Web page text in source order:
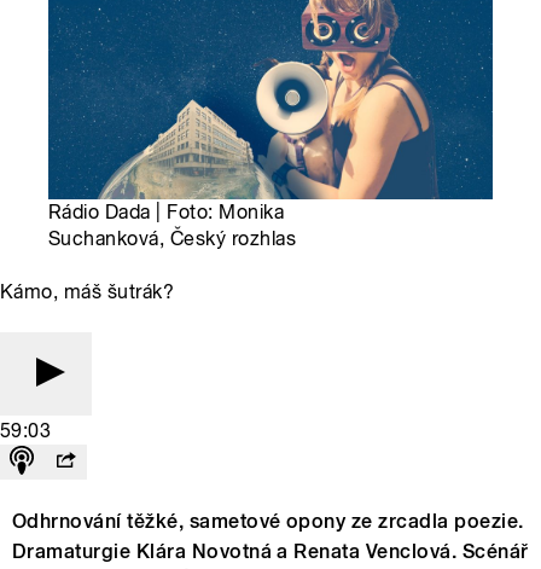
Rádio Dada | Foto: Monika
Suchanková, Český rozhlas
Kámo, máš šutrák?
59:03
Odhrnování těžké, sametové opony ze zrcadla poezie.
Dramaturgie Klára Novotná a Renata Venclová. Scénář